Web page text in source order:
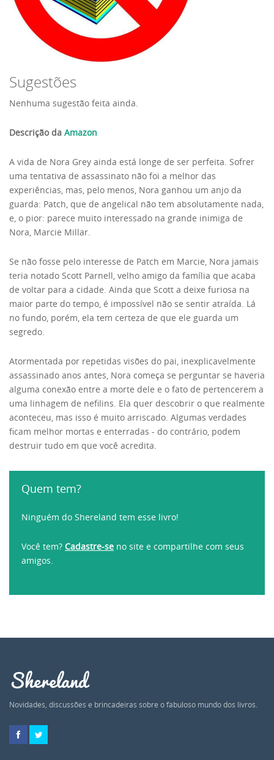
Sugestões
Nenhuma sugestão feita ainda.
Descrição da Amazon
A vida de Nora Grey ainda está longe de ser perfeita. Sofrer
uma tentativa de assassinato não foi a melhor das
experiências, mas, pelo menos, Nora ganhou um anjo da
guarda: Patch, que de angelical não tem absolutamente nada,
e, o pior: parece muito interessado na grande inimiga de
Nora, Marcie Millar.
Se não fosse pelo interesse de Patch em Marcie, Nora jamais
teria notado Scott Parnell, velho amigo da família que acaba
de voltar para a cidade. Ainda que Scott a deixe furiosa na
maior parte do tempo, é impossível não se sentir atraída. Lá
no fundo, porém, ela tem certeza de que ele guarda um
segredo.
Atormentada por repetidas visões do pai, inexplicavelmente
assassinado anos antes, Nora começa se perguntar se haveria
alguma conexão entre a morte dele e o fato de pertencerem a
uma linhagem de nefilins. Ela quer descobrir o que realmente
aconteceu, mas isso é muito arriscado. Algumas verdades
ficam melhor mortas e enterradas - do contrário, podem
destruir tudo em que você acredita.
Quem tem?
Ninguém do Shereland tem esse livro!
Você tem? Cadastre-se no site e compartilhe com seus
amigos.
Shereland
Novidades, discussões e brincadeiras sobre o fabuloso mundo dos livros.